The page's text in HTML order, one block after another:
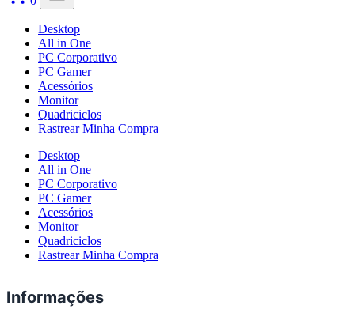
Desktop
All in One
PC Corporativo
PC Gamer
Acessórios
Monitor
Quadriciclos
Rastrear Minha Compra
Desktop
All in One
PC Corporativo
PC Gamer
Acessórios
Monitor
Quadriciclos
Rastrear Minha Compra
Informações